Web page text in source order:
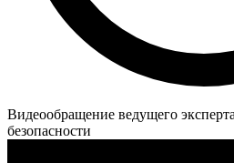
Видеообращение ведущего
безопасности